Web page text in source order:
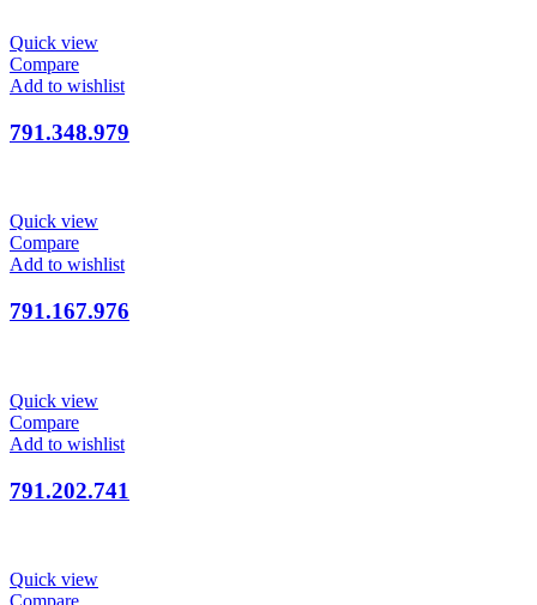
Quick view
Compare
Add to wishlist
791.348.979
Quick view
Compare
Add to wishlist
791.167.976
Quick view
Compare
Add to wishlist
791.202.741
Quick view